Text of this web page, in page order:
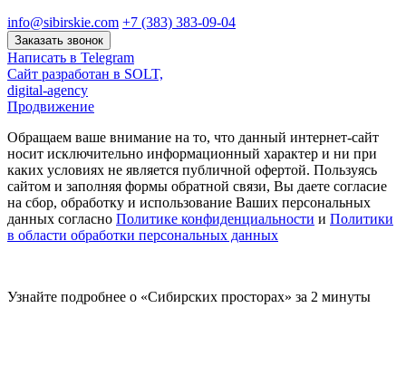
info@sibirskie.com +7 (383) 383-09-04
Заказать звонок
Написать в Telegram
Сайт разработан в SOLT,
digital-agency
Продвижение
Обращаем ваше внимание на то, что данный интернет-сайт
носит исключительно информационный характер и ни при
каких условиях не является публичной офертой. Пользуясь
сайтом и заполняя формы обратной связи, Вы даете согласие
на сбор, обработку и использование Ваших персональных
данных согласно Политике конфиденциальности и Политики
в области обработки персональных данных
Узнайте подробнее о «Сибирских просторах» за 2 минуты